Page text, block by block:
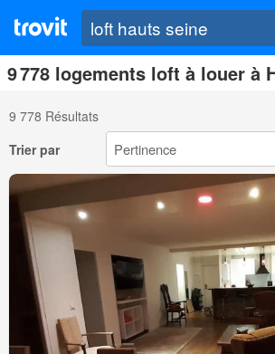
9 778 logements loft à louer à
9 778 Résultats
Trier par